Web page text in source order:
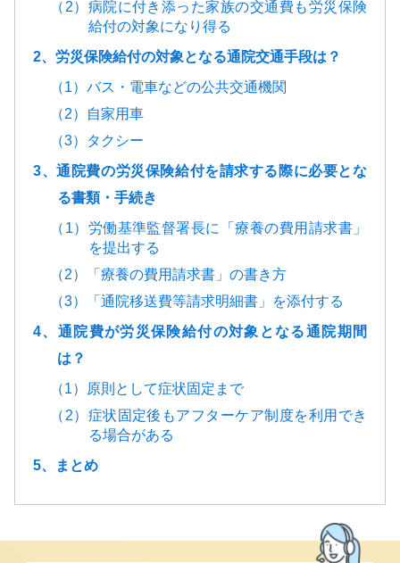
（2）病院に付き添った家族の交通費も労災保険
給付の対象になり得る
2、労災保険給付の対象となる通院交通手段は？
（1）バス・電車などの公共交通機関
（2）自家用車
（3）タクシー
3、通院費の労災保険給付を請求する際に必要とな
る書類・手続き
（1）労働基準監督署長に「療養の費用請求書」
を提出する
（2）「療養の費用請求書」の書き方
（3）「通院移送費等請求明細書」を添付する
4、通院費が労災保険給付の対象となる通院期間
は？
（1）原則として症状固定まで
（2）症状固定後もアフターケア制度を利用でき
る場合がある
5、まとめ